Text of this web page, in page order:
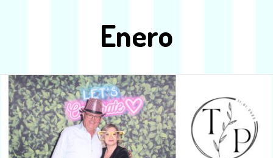
Enero